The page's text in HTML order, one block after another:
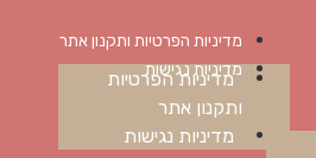
מדיניות הפרטיות ותקנון אתר
מדיניות נגישות
מדיניות הפרטיות
ותקנון אתר
מדיניות נגישות